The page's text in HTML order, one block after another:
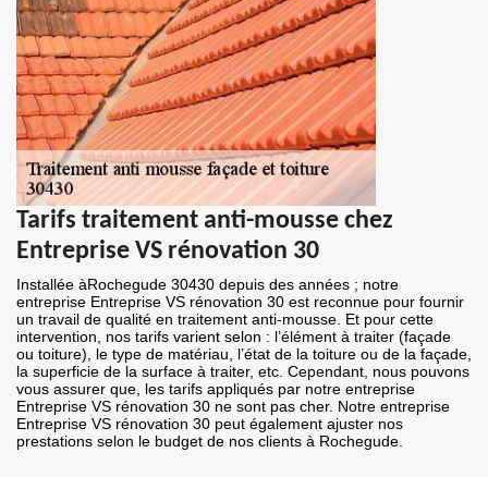
Tarifs traitement anti-mousse chez
Entreprise VS rénovation 30
Installée àRochegude 30430 depuis des années ; notre
entreprise Entreprise VS rénovation 30 est reconnue pour fournir
un travail de qualité en traitement anti-mousse. Et pour cette
intervention, nos tarifs varient selon : l’élément à traiter (façade
ou toiture), le type de matériau, l’état de la toiture ou de la façade,
la superficie de la surface à traiter, etc. Cependant, nous pouvons
vous assurer que, les tarifs appliqués par notre entreprise
Entreprise VS rénovation 30 ne sont pas cher. Notre entreprise
Entreprise VS rénovation 30 peut également ajuster nos
prestations selon le budget de nos clients à Rochegude.